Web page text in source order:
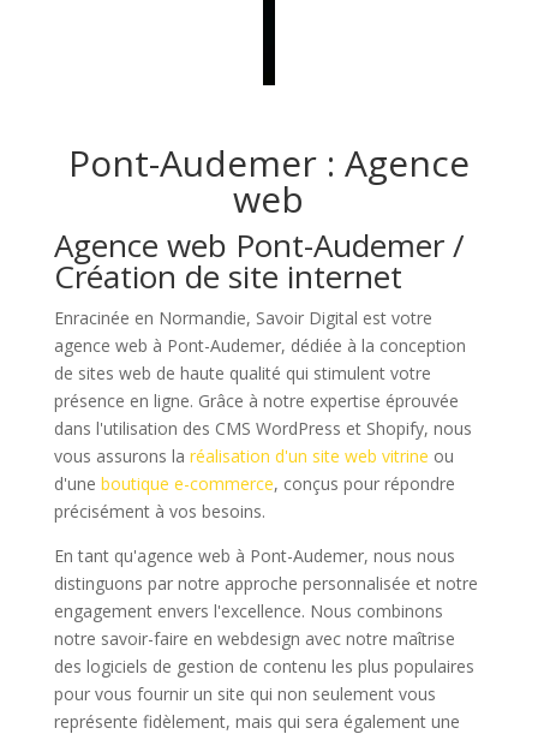
Pont-Audemer : Agence
web
Agence web Pont-Audemer /
Création de site internet
Enracinée en Normandie, Savoir Digital est votre
agence web à Pont-Audemer, dédiée à la conception
de sites web de haute qualité qui stimulent votre
présence en ligne. Grâce à notre expertise éprouvée
dans l'utilisation des CMS WordPress et Shopify, nous
vous assurons la réalisation d'un site web vitrine ou
d'une boutique e-commerce, conçus pour répondre
précisément à vos besoins.
En tant qu'agence web à Pont-Audemer, nous nous
distinguons par notre approche personnalisée et notre
engagement envers l'excellence. Nous combinons
notre savoir-faire en webdesign avec notre maîtrise
des logiciels de gestion de contenu les plus populaires
pour vous fournir un site qui non seulement vous
représente fidèlement, mais qui sera également une